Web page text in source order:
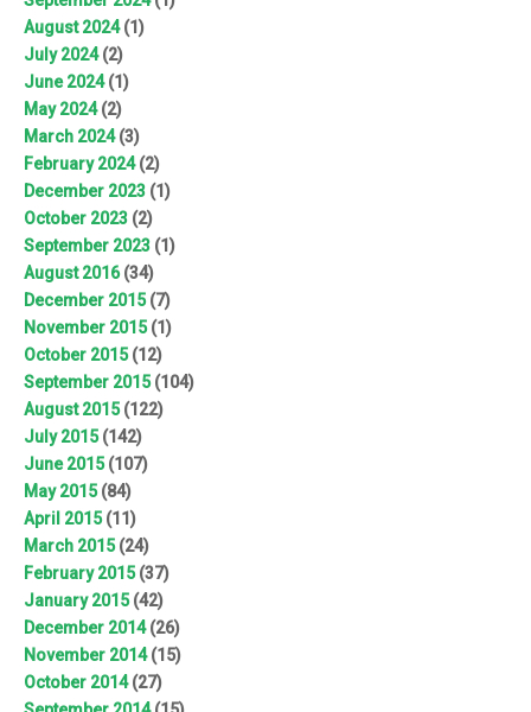
August 2024(1)
July 2024(2)
June 2024(1)
May 2024(2)
March 2024(3)
February 2024(2)
December 2023 (1)
October 2023 (2)
September 2023 (1)
August 2016(34)
December 2015(7)
November 2015(1)
October 2015(12)
September 2015(104)
August 2015(122)
July 2015(142)
June 2015(107)
May 2015(84)
April 2015(11)
March 2015(24)
February 2015(37)
January 2015(42)
December 2014(26)
November 2014(15)
October 2014(27)